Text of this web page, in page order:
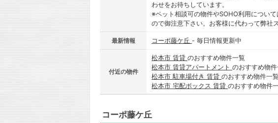
わせをお待ちしています。
※ペット相談可の物件やSOHO利用につい
ので御注意下さい。お客様に代わって弊社
最新情報 コーポ藤ケ丘 - 毎日情報更新中
付近の物件
松本市 賃貸 のおすすめ物件一覧
松本市 賃貸アパートメント のおすすめ物
松本市 駐車場付き 賃貸 のおすすめ物件一覧
松本市 宅配ボックス 賃貸 のおすすめ物件
コーポ藤ケ丘